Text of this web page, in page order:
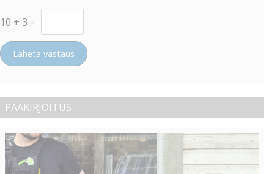
10 + 3 =
Lähetä vastaus
PÄÄKIRJOITUS